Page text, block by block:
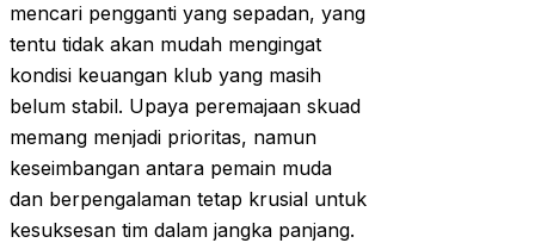
mencari pengganti yang sepadan, yang
tentu tidak akan mudah mengingat
kondisi keuangan klub yang masih
belum stabil. Upaya peremajaan skuad
memang menjadi prioritas, namun
keseimbangan antara pemain muda
dan berpengalaman tetap krusial untuk
kesuksesan tim dalam jangka panjang.